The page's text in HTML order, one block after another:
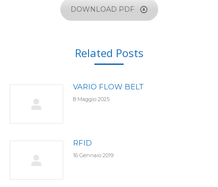
DOWNLOAD PDF
Related Posts
VARIO FLOW BELT
8 Maggio 2025
RFID
16 Gennaio 2019